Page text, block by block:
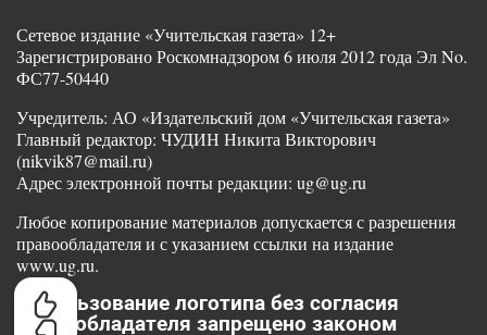
Сетевое издание «Учительская газета» 12+
Зарегистрировано Роскомнадзором 6 июля 2012 года Эл No.
ФС77-50440
Учредитель: АО «Издательский дом «Учительская газета»
Главный редактор: ЧУДИН Никита Викторович
(nikvik87@mail.ru)
Адрес электронной почты редакции: ug@ug.ru
Любое копирование материалов допускается с разрешения
правообладателя и с указанием ссылки на издание
www.ug.ru.
Использование логотипа без согласия
правообладателя запрещено законом